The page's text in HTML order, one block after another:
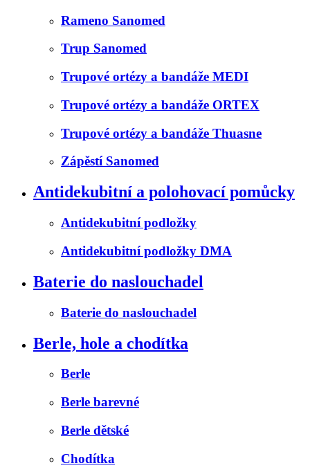
Rameno Sanomed
Trup Sanomed
Trupové ortézy a bandáže MEDI
Trupové ortézy a bandáže ORTEX
Trupové ortézy a bandáže Thuasne
Zápěstí Sanomed
Antidekubitní a polohovací pomůcky
Antidekubitní podložky
Antidekubitní podložky DMA
Baterie do naslouchadel
Baterie do naslouchadel
Berle, hole a chodítka
Berle
Berle barevné
Berle dětské
Chodítka